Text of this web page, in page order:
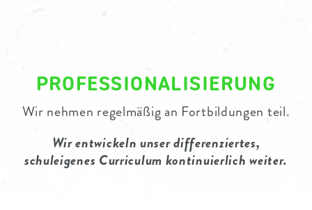
PROFESSIONALISIERUNG
Wir nehmen regelmäßig an Fortbildungen teil.
Wir entwickeln unser differenziertes,
schuleigenes Curriculum kontinuierlich weiter.